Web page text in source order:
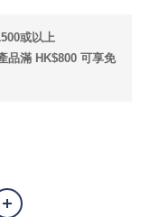
或以上
品滿 HK$800 可享免